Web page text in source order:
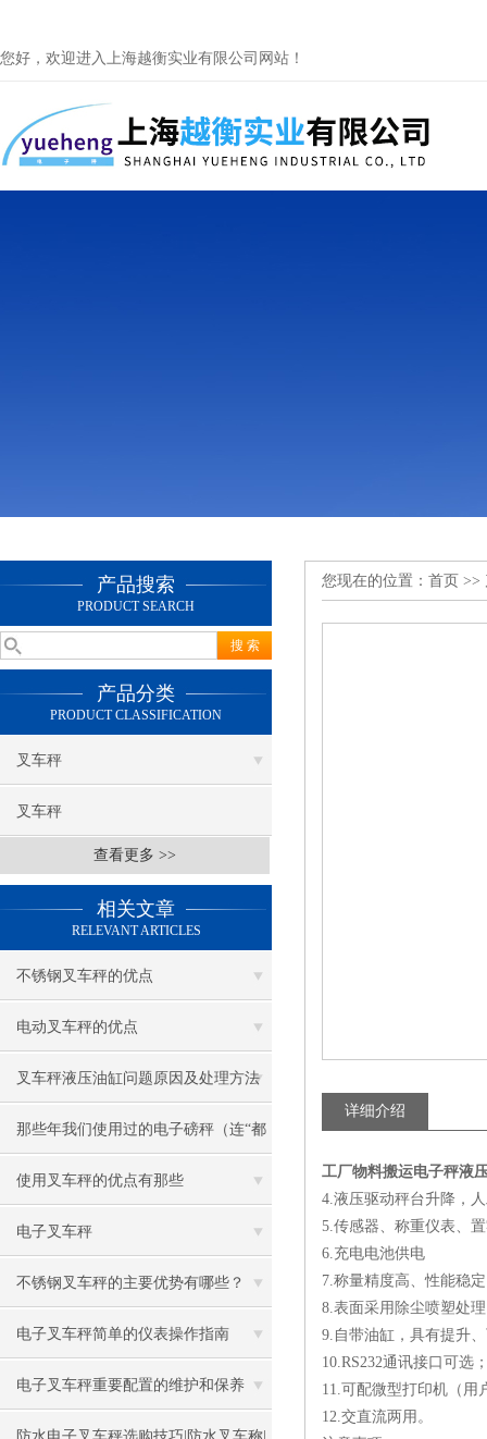
您好，欢迎进入上海越衡实业有限公司网站！
产品搜索
PRODUCT SEARCH
产品分类
PRODUCT CLASSIFICATION
叉车秤
叉车秤
查看更多 >>
相关文章
RELEVANT ARTICLES
不锈钢叉车秤的优点
电动叉车秤的优点
叉车秤液压油缸问题原因及处理方法
那些年我们使用过的电子磅秤（连“都
叫兽”都不知道）
使用叉车秤的优点有那些
电子叉车秤
不锈钢叉车秤的主要优势有哪些？
电子叉车秤简单的仪表操作指南
电子叉车秤重要配置的维护和保养
您现在的位置： 首页 >>
详细介绍
工厂物料搬运电子秤液
4.液压驱动秤台升降，
5.传感器、称重仪表、
6.充电电池供电
7.称量精度高、性能稳定
8.表面采用除尘喷塑处
9.自带油缸，具有提升
10.RS232通讯接口可选
11.可配微型打印机（用
12.交直流两用。